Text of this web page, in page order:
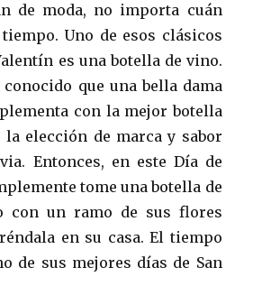
de moda, no importa cuán
Uno de esos clásicos
es una botella de vino.
que una bella dama
con la mejor botella
la elección de marca y sabor
Entonces, en este Día de
tome una botella de
con un ramo de sus flores
en su casa. El tiempo
de sus mejores días de San